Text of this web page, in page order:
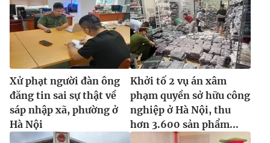
Xử phạt người đàn ông
đăng tin sai sự thật về
sáp nhập xã, phường ở
Hà Nội
Khởi tố 2 vụ án xâm
phạm quyền sở hữu công
nghiệp ở Hà Nội, thu
hơn 3.600 sản phẩm...